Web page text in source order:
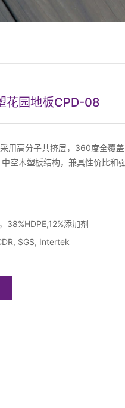
花园地板CPD-08
用高分子共挤层，360度全覆
空木塑板结构，兼具性价比和
38%HDPE,12%添加剂
SGS, Intertek